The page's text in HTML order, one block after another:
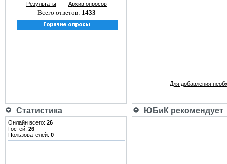
Результаты Архив опросов
Всего ответов: 1433
Для добавления
Статистика ЮБиК рекомендует
Онлайн всего: 26
Гостей: 26
Пользователей: 0